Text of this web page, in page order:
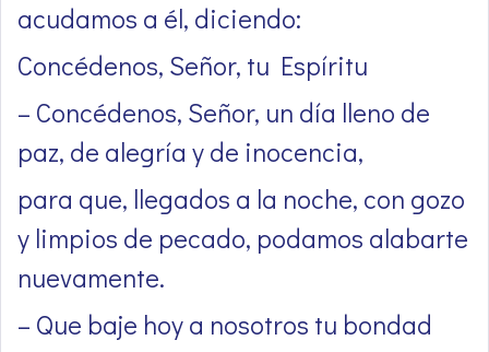
acudamos a él, diciendo:
Concédenos, Señor, tu Espíritu
– Concédenos, Señor, un día lleno de
paz, de alegría y de inocencia,
para que, llegados a la noche, con gozo
y limpios de pecado, podamos alabarte
nuevamente.
– Que baje hoy a nosotros tu bondad